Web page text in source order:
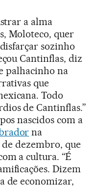
a alma
Moloteco, quer
sozinho
Cantinflas, diz
palhacinho na
que
Todo
de Cantinflas.”
nascidos com a
na
de dezembro, que
a cultura. “É
Dizem
de economizar,